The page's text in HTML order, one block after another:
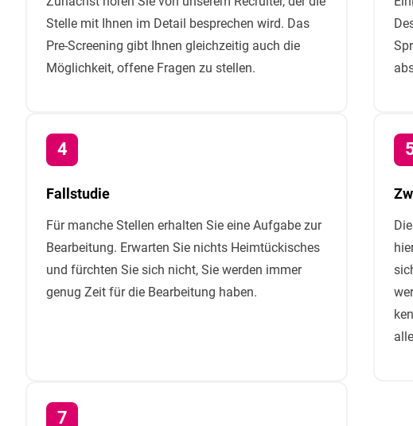
Stelle mit Ihnen im Detail besprechen wird. Das
Pre-Screening gibt Ihnen gleichzeitig auch die
Möglichkeit, offene Fragen zu stellen.
Fallstudie
Für manche Stellen erhalten Sie eine Aufgabe zur
Bearbeitung. Erwarten Sie nichts Heimtückisches
und fürchten Sie sich nicht, Sie werden immer
genug Zeit für die Bearbeitung haben.